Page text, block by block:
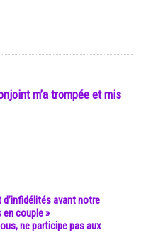
m’a trompée et mis
d’infidélités avant notre
couple »
ne participe pas aux